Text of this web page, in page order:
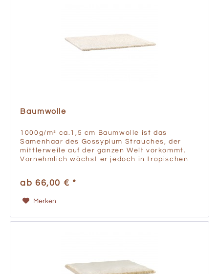
Baumwolle
1000g/m² ca.1,5 cm Baumwolle ist das
Samenhaar des Gossypium Strauches, der
mittlerweile auf der ganzen Welt vorkommt.
Vornehmlich wächst er jedoch in tropischen
ab 66,00 € *
Merken